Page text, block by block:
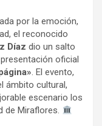
por la emoción,
el reconocido
Díaz dio un salto
oficial
. El evento,
ámbito cultural,
escenario los
de Miraflores.